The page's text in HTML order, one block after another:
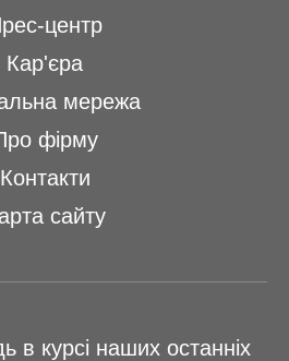
центр
Кар'єра
мережа
фірму
Контакти
сайту
в курсі наших останніх